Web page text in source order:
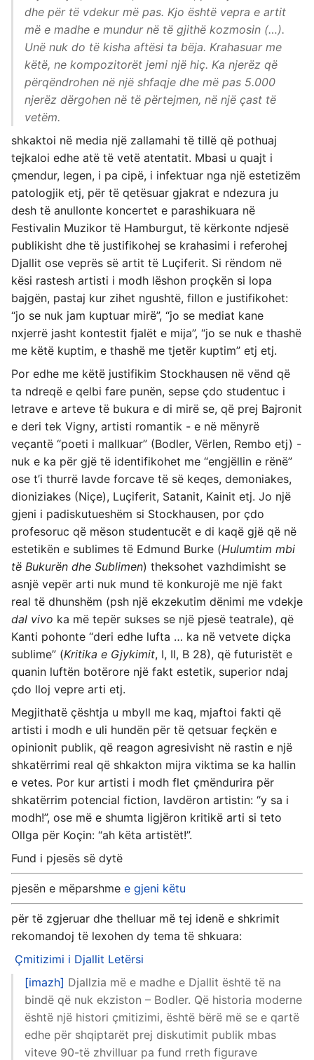
dhe për të vdekur më pas. Kjo është vepra e artit
më e madhe e mundur në të gjithë kozmosin (…).
Unë nuk do të kisha aftësi ta bëja. Krahasuar me
këtë, ne kompozitorët jemi një hiç. Ka njerëz që
përqëndrohen në një shfaqje dhe më pas 5.000
njerëz dërgohen në të përtejmen, në një çast të
vetëm.
shkaktoi në media një zallamahi të tillë që pothuaj
tejkaloi edhe atë të vetë atentatit. Mbasi u quajt i
çmendur, legen, i pa cipë, i infektuar nga një estetizëm
patologjik etj, për të qetësuar gjakrat e ndezura ju
desh të anullonte koncertet e parashikuara në
Festivalin Muzikor të Hamburgut, të kërkonte ndjesë
publikisht dhe të justifikohej se krahasimi i referohej
Djallit ose veprës së artit të Luçiferit. Si rëndom në
kësi rastesh artisti i modh lëshon proçkën si lopa
bajgën, pastaj kur zihet ngushtë, fillon e justifikohet:
“jo se nuk jam kuptuar mirë”, “jo se mediat kane
nxjerrë jasht kontestit fjalët e mija”, “jo se nuk e thashë
me këtë kuptim, e thashë me tjetër kuptim” etj etj.
Por edhe me këtë justifikim Stockhausen në vënd që
ta ndreqë e qelbi fare punën, sepse çdo studentuc i
letrave e arteve të bukura e di mirë se, që prej Bajronit
e deri tek Vigny, artisti romantik - e në mënyrë
veçantë “poeti i mallkuar” (Bodler, Vërlen, Rembo etj) -
nuk e ka për gjë të identifikohet me “engjëllin e rënë”
ose t’i thurrë lavde forcave të së keqes, demoniakes,
dioniziakes (Niçe), Luçiferit, Satanit, Kainit etj. Jo një
gjeni i padiskutueshëm si Stockhausen, por çdo
profesoruc që mëson studentucët e di kaqë gjë që në
estetikën e sublimes të Edmund Burke (Hulumtim mbi
të Bukurën dhe Sublimen) theksohet vazhdimisht se
asnjë vepër arti nuk mund të konkurojë me një fakt
real të dhunshëm (psh një ekzekutim dënimi me vdekje
dal vivo ka më tepër sukses se një pjesë teatrale), që
Kanti pohonte “deri edhe lufta … ka në vetvete diçka
sublime” (Kritika e Gjykimit, I, II, B 28), që futuristët e
quanin luftën botërore një fakt estetik, superior ndaj
çdo lloj vepre arti etj.
Megjithatë çështja u mbyll me kaq, mjaftoi fakti që
artisti i modh e uli hundën për të qetsuar feçkën e
opinionit publik, që reagon agresivisht në rastin e një
shkatërrimi real që shkakton mijra viktima se ka hallin
e vetes. Por kur artisti i modh flet çmëndurira për
shkatërrim potencial fiction, lavdëron artistin: “y sa i
modh!”, ose më e shumta ligjëron kritikë arti si teto
Ollga për Koçin: “ah këta artistët!”.
Fund i pjesës së dytë
pjesën e mëparshme e gjeni këtu
për të zgjeruar dhe thelluar më tej idenë e shkrimit
rekomandoj të lexohen dy tema të shkuara:
Çmitizimi i Djallit Letërsi
[imazh] Djallzia më e madhe e Djallit është të na
bindë që nuk ekziston – Bodler. Që historia moderne
është një histori çmitizimi, është bërë më se e qartë
edhe për shqiptarët prej diskutimit publik mbas
viteve 90-të zhvilluar pa fund rreth figurave